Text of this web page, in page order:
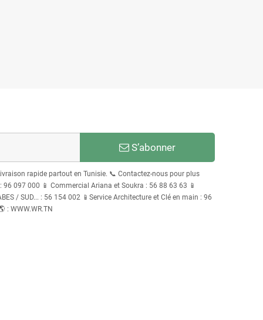
S’abonner
rapide partout en Tunisie. 📞 Contactez-nous pour plus
097 000 📱 Commercial Ariana et Soukra : 56 88 63 63 📱
/ SUD... : 56 154 002 📱Service Architecture et Clé en main : 96
: WWW.WR.TN